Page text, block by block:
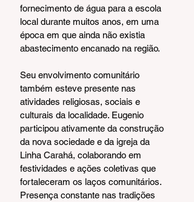
fornecimento de água para a escola
local durante muitos anos, em uma
época em que ainda não existia
abastecimento encanado na região.
Seu envolvimento comunitário
também esteve presente nas
atividades religiosas, sociais e
culturais da localidade. Eugenio
participou ativamente da construção
da nova sociedade e da igreja da
Linha Carahá, colaborando em
festividades e ações coletivas que
fortaleceram os laços comunitários.
Presença constante nas tradições